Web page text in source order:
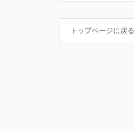
トップページに戻る